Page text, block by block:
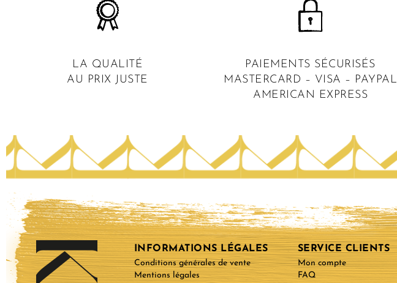
LA QUALITÉ
AU PRIX JUSTE
PAIEMENTS SÉCURISÉS
MASTERCARD – VISA – PAYPAL
AMERICAN EXPRESS
INFORMATIONS LÉGALES
Conditions générales de vente
Mentions légales
SERVICE CLIENTS
Mon compte
FAQ